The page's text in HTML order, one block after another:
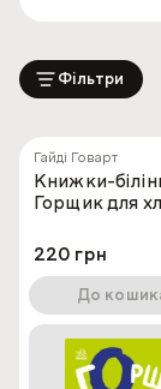
про розвиток
до
Історія
Видавництво
пропонує
та
випускає
дошкільнят,
педагогів і
Фільтри
Гайді Говарт
Книжки-
Горщик для
220 грн
До